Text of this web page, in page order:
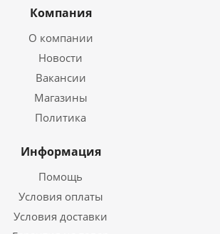
Компания
О компании
Новости
Вакансии
Магазины
Политика
Информация
Помощь
Условия оплаты
Условия доставки